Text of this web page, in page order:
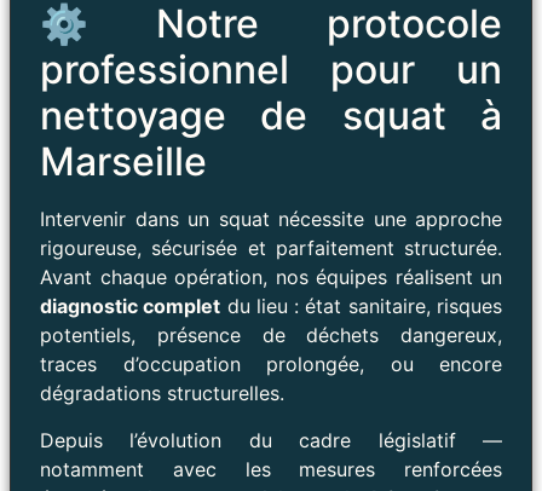
⚙️ Notre protocole
professionnel pour un
nettoyage de squat à
Marseille
Intervenir dans un squat nécessite une approche
rigoureuse, sécurisée et parfaitement structurée.
Avant chaque opération, nos équipes réalisent un
diagnostic complet du lieu : état sanitaire, risques
potentiels, présence de déchets dangereux,
traces d’occupation prolongée, ou encore
dégradations structurelles.
Depuis l’évolution du cadre législatif —
notamment avec les mesures renforcées